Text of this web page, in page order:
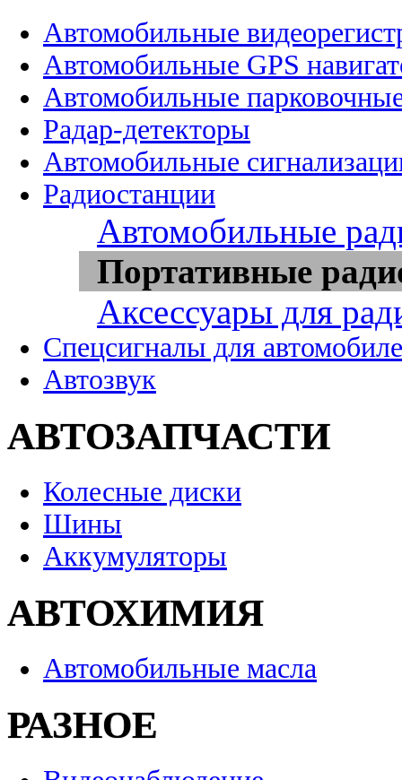
Автомобильные
Автомобильные GPS
Автомобильные
Радар-детекторы
Автомобильные
Радиостанции
Автомобильные
Портативные
Аксессуары для
Спецсигналы для
Автозвук
АВТОЗАПЧАСТИ
Колесные диски
Шины
Аккумуляторы
АВТОХИМИЯ
Автомобильные масла
РАЗНОЕ